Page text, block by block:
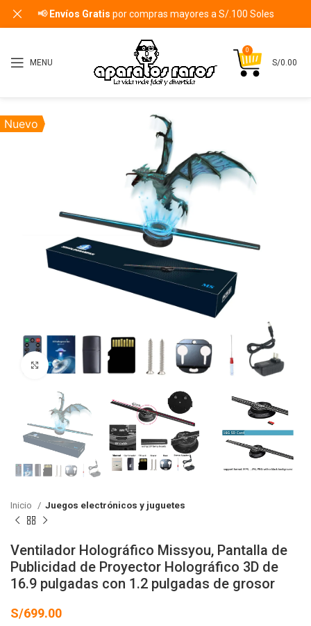
MENU
0
S/0.00
Nuevo
Click to enlarge
Inicio Juegos electrónicos y juguetes
Ventilador Holográfico Missyou, Pantalla de
Publicidad de Proyector Holográfico 3D de
16.9 pulgadas con 1.2 pulgadas de grosor
S/699.00
📢 Envíos Gratis por compras mayores a S/.100 Soles